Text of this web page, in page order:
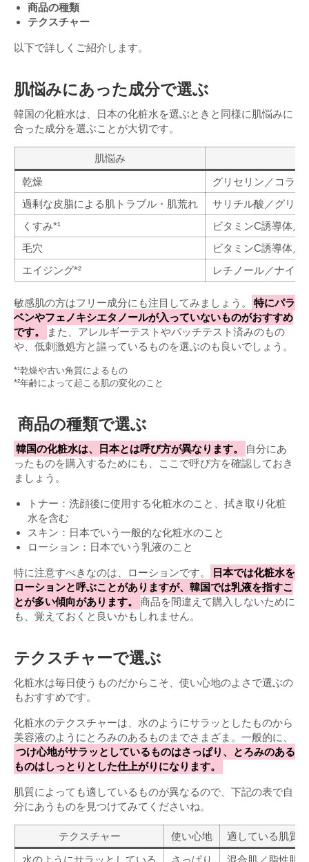
商品の種類
テクスチャー
以下で詳しくご紹介します。
肌悩みにあった成分で選ぶ
韓国の化粧水は、日本の化粧水を選ぶときと同様に肌悩みに
合った成分を選ぶことが大切です。
肌悩み
乾燥
グリセリン／コラ
過剰な皮脂による肌トラブル・肌荒れ
サリチル酸／グリ
くすみ*¹
ビタミンC誘導体／
毛穴
ビタミンC誘導体／
エイジング*²
レチノール／ナイ
敏感肌の方はフリー成分にも注目してみましょう。
特にパラ
ベンやフェノキシエタノールが入っていないものがおすすめ
です。
また、アレルギーテストやパッチテスト済みのもの
や、低刺激処方と謳っているものを選ぶのも良いでしょう。
*¹乾燥や古い角質によるもの
*²年齢によって起こる肌の変化のこと
商品の種類で選ぶ
韓国の化粧水は、日本とは呼び方が異なります。
自分にあ
ったものを購入するためにも、ここで呼び方を確認しておき
ましょう。
トナー：洗顔後に使用する化粧水のこと、拭き取り化粧
水を含む
スキン：日本でいう一般的な化粧水のこと
ローション：日本でいう乳液のこと
特に注意すべきなのは、ローションです。
日本では化粧水を
ローションと呼ぶことがありますが、韓国では乳液を指すこ
とが多い傾向があります。
商品を間違えて購入しないために
も、覚えておくと良いかもしれません。
テクスチャーで選ぶ
化粧水は毎日使うものだからこそ、使い心地のよさで選ぶの
もおすすめです。
化粧水のテクスチャーは、水のようにサラッとしたものから
美容液のようにとろみのあるものまでさまざま。一般的に、
つけ心地がサラッとしているものはさっぱり、とろみのある
ものはしっとりとした仕上がりになります。
肌質によっても適しているものが異なるので、下記の表で自
分にあうものを見つけてみてくださいね。
テクスチャー 使い心地
適している肌質
水のようにサラッとしている
さっぱり 混合肌／脂性肌